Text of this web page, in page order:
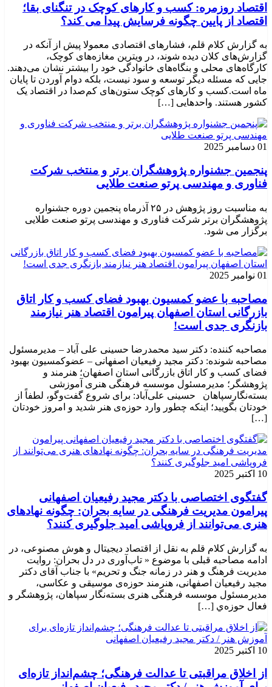
اقتصاد روزمره: کسب‌ و کارهای کوچک در تنگنای بقا؛
اقتصاد از پایین چگونه فرسایش پیدا می کند؟
به گزارش کلام قلم، فشارهای اقتصادی معمولا پیش از آنکه در
گزارش‌های کلان دیده شوند، در ویترین مغازه‌های کوچک،
کارگاه‌های محلی و بنگاه‌های خانوادگی خود را بیشتر نشان می‌دهند.
جایی که مسئله دیگر توسعه و سود نیست، بلکه دوام آوردن تا پایان
ماه است.کسب‌ و کارهای کوچک ستون‌های کم‌صدا در اقتصاد یک
کشور هستند. واحدهایی […]
01 دسامبر 2025
پنجمین جشنواره پژوهشگران برتر و منتخب شرکت
فناوری و مهندسی پرتو صنعت طلایی
به مناسبت روز پژوهش در ۲۵ آذرماه پنجمین دوره جشنواره
پژوهشگران برتر شرکت فناوری و مهندسی پرتو صنعت طلایی
برگزار می شود.
01 نوامبر 2025
مصاحبه با عضو کمسیون بهبود فضای کسب و کار اتاق
بازرگانی استان اصفهان پیرامون اقتصاد هنر نیازمند
بازنگری جدی است!
مصاحبه کننده: دکتر سید محمدرضا حسینی علی آباد – مدیرمسئول
مصاحبه شونده: دکتر مجید رفیعیان اصفهانی – عضوکمسیون بهبود
فضای کسب و کار اتاق بازرگانی استان اصفهان؛ هنرمند و
پژوهشگر؛ ‌مدیرمسئول موسسه فرهنگی هنری آموزشی
بسته‌نگارسپاهان حسینی علی‌آباد: برای شروع گفت‌وگو، لطفاً از
خودتان بگویید؛ اینکه چطور وارد حوزه‌ی هنر شدید و امروز خودتان
[…]
10 اکتبر 2025
گفتگوی اختصاصی با دکتر مجید رفیعیان اصفهانی
پیرامون مدیریت فرهنگی در سایه بحران: چگونه نهادهای
هنری می‌توانند از فروپاشی امید جلوگیری کنند؟
به گزارش کلام قلم به نقل از اقتصاد دیجیتال و هوش مصنوعی، در
ادامه مصاحبه قبلی با موضوع « تاب‌آوری در دل بحران: روایت
مدیریت فرهنگ و هنر در زمانه جنگ و تحریم» با جناب آقای دکتر
مجید رفیعیان اصفهانی، هنرمند حوزه‌ی موسیقی و عکاسی،
مدیرمسئول موسسه فرهنگی هنری بسته‌نگار سپاهان، پژوهشگر و
فعال حوزه‌ي‌ […]
10 اکتبر 2025
از اخلاق مراقبتی تا عدالت فرهنگی؛ چشم‌انداز تازه‌ای